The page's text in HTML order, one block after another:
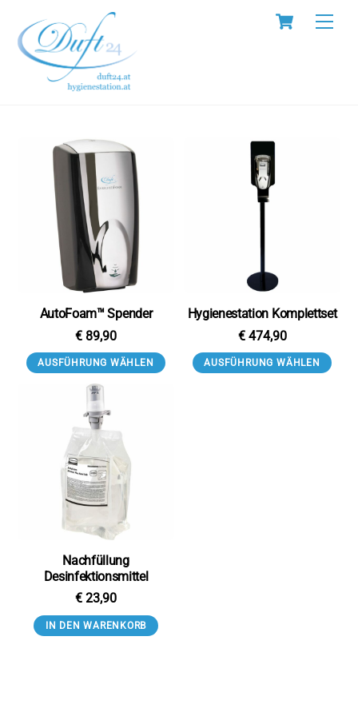
content
Cart
AutoFoam™ Spender
€89,90
AUSFÜHRUNG WÄHLEN
Hygienestation Komplettset
€474,90
AUSFÜHRUNG WÄHLEN
Nachfüllung
Desinfektionsmittel
€23,90
IN DEN WARENKORB